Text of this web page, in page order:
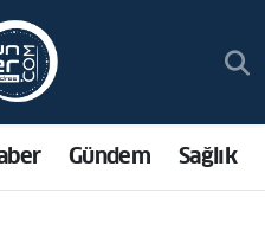
Gündem Sağlık
ve Fikstür